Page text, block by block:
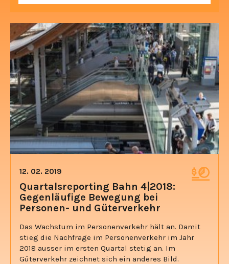
12. 02. 2019
Quartalsreporting Bahn 4|2018:
Gegenläufige Bewegung bei
Personen- und Güterverkehr
Das Wachstum im Personenverkehr hält an. Damit
stieg die Nachfrage im Personenverkehr im Jahr
2018 ausser im ersten Quartal stetig an. Im
Güterverkehr zeichnet sich ein anderes Bild.